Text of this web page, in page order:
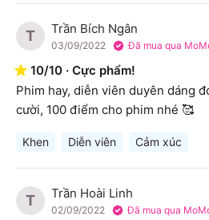
T Trần Bích Ngân
03/09/2022 Đã mua qua
10/10 · Cực phẩm!
Phim hay, diễn viên duyên dáng
cười, 100 điểm cho phim nhé 🥰
Khen Diễn viên Cảm xúc
T Trần Hoài Linh
02/09/2022 Đã mua qua